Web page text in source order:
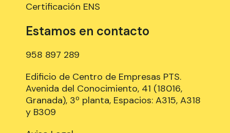
Certificación ENS
Estamos en contacto
958 897 289
Edificio de Centro de Empresas PTS.
Avenida del Conocimiento, 41 (18016,
Granada), 3º planta, Espacios: A315, A318
y B309